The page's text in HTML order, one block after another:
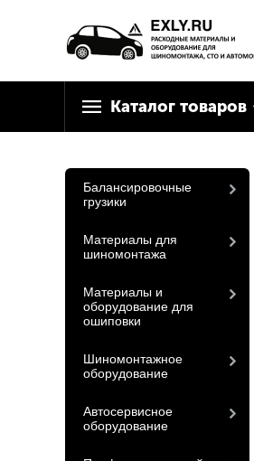
Каталог товаров
Балансировочные
грузики
Материалы для
шиномонтажа
Материалы и
оборудование для
ошиповки
Шиномонтажное
оборудование
Автосервисное
оборудование